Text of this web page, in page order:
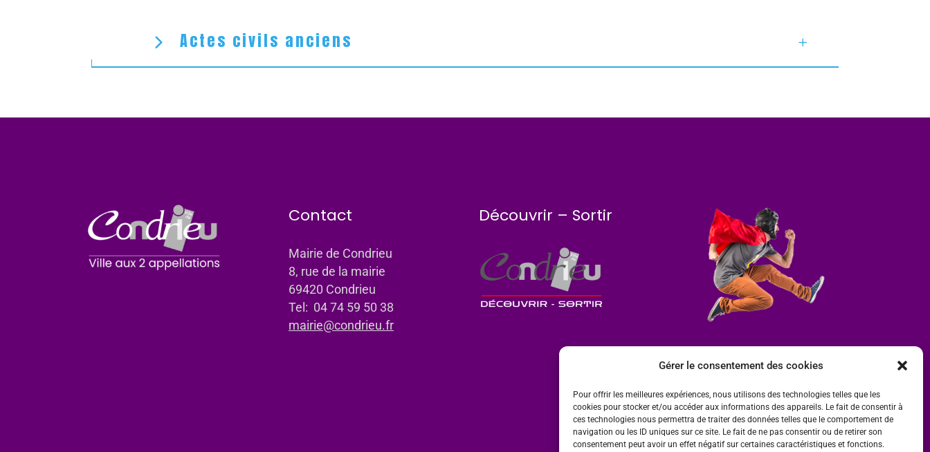
Gérer le consentement des cookies
Pour offrir les meilleures expériences, nous utilisons des technologies telles que les
cookies pour stocker et/ou accéder aux informations des appareils. Le fait de consentir à
ces technologies nous permettra de traiter des données telles que le comportement de
navigation ou les ID uniques sur ce site. Le fait de ne pas consentir ou de retirer son
consentement peut avoir un effet négatif sur certaines caractéristiques et fonctions.
Actes civils anciens
Contact
Mairie de Condrieu
8, rue de la mairie
69420 Condrieu
Tel: 04 74 59 50 38
mairie@condrieu.fr
Découvrir – Sortir